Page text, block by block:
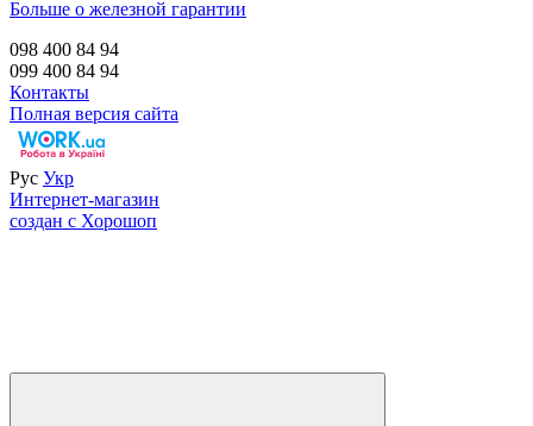
Больше о железной гарантии
098 400 84 94‬
099 400 84 94
Контакты
Полная версия сайта
Рус Укр
Интернет-магазин
создан с Хорошоп